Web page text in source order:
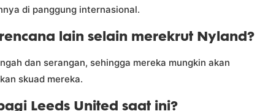
di panggung internasional.
lain selain merekrut Nyland?
dan serangan, sehingga mereka mungkin akan
skuad mereka.
Leeds United saat ini?